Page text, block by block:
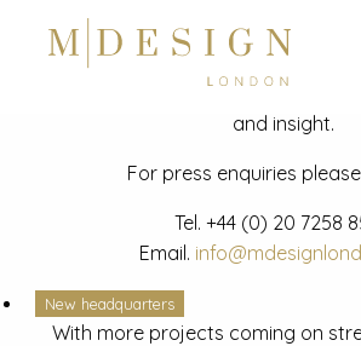
News
Latest mdesign development
and insight.
For press enquiries
Tel. +44 (0) 20 7258
Email.
New headquarters
With more projects coming on